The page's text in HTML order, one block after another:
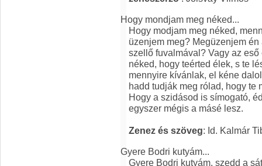
Hogy mondjam meg néked...
Hogy modjam meg néked,
üzenjem meg? Megüzenjem
szellő fuvalmával? Vagy az
néked, hogy teérted élek, s te
mennyire kívánlak, el kéne
hadd tudják meg rólad, hogy te
Hogy a szidásod is símogató,
egyszer mégis a másé lesz.
Zenez és szöveg: Id. Kalmár
Gyere Bodri kutyám...
Gyere Bodri kutyám, szedd a